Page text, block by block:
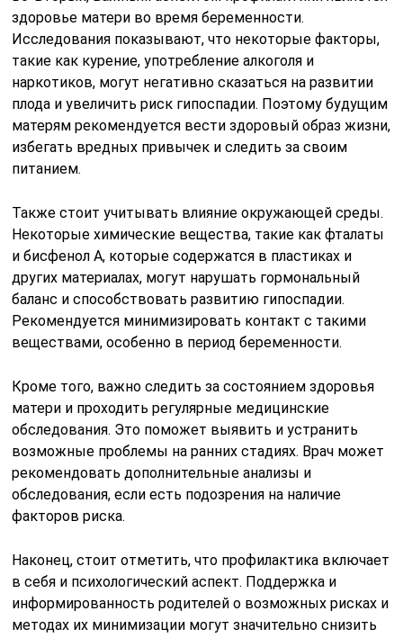
здоровье матери во время беременности.
Исследования показывают, что некоторые факторы,
такие как курение, употребление алкоголя и
наркотиков, могут негативно сказаться на развитии
плода и увеличить риск гипоспадии. Поэтому будущим
матерям рекомендуется вести здоровый образ жизни,
избегать вредных привычек и следить за своим
питанием.
Также стоит учитывать влияние окружающей среды.
Некоторые химические вещества, такие как фталаты
и бисфенол А, которые содержатся в пластиках и
других материалах, могут нарушать гормональный
баланс и способствовать развитию гипоспадии.
Рекомендуется минимизировать контакт с такими
веществами, особенно в период беременности.
Кроме того, важно следить за состоянием здоровья
матери и проходить регулярные медицинские
обследования. Это поможет выявить и устранить
возможные проблемы на ранних стадиях. Врач может
рекомендовать дополнительные анализы и
обследования, если есть подозрения на наличие
факторов риска.
Наконец, стоит отметить, что профилактика включает
в себя и психологический аспект. Поддержка и
информированность родителей о возможных рисках и
методах их минимизации могут значительно снизить